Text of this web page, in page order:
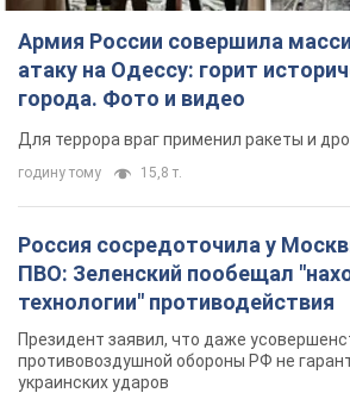
Армия России совершила
атаку на Одессу: горит
города. Фото и видео
Для террора враг применил ракеты и
годину тому 15,8 т.
Россия сосредоточила у
ПВО: Зеленский пообещал
технологии" противодействия
Президент заявил, что даже
противовоздушной обороны РФ не
украинских ударов